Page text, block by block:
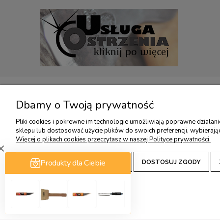
TWOJE ZAMÓWIENIA
USTAWIENIA KONTA
PRZECHOWALNIA
USŁUGA OSTRZENIA
KONSULTACJE
KONSULTACJE OSTRZ.
Dbamy o Twoją prywatność
Pliki cookies i pokrewne im technologie umożliwiają poprawne
sklepu lub dostosować użycie plików do swoich preferencji,
Więcej o plikach cookies przeczytasz w naszej Polityce prywatności.
ZAAKCEPTUJ TYLKO NIEZBĘDNE DOSTOSUJ ZGODY